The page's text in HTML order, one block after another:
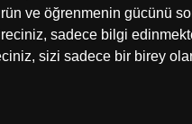
ve öğrenmenin gücünü
sadece bilgi
sizi sadece bir birey